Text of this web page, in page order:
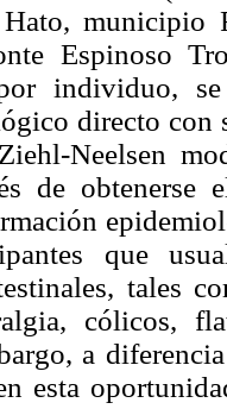
municipio
Espinoso
individuo,
directo con
Neelsen
de obtenerse
que
tales
cólicos,
a
esta